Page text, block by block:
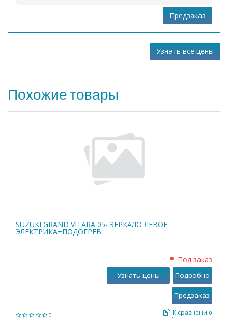
Узнать все цены
Похожие товары
SUZUKI GRAND VITARA 05- ЗЕРКАЛО ЛЕВОЕ
ЭЛЕКТРИКА+ПОДОГРЕВ
0
Под заказ
К сравнению
Узнать цены Подробно